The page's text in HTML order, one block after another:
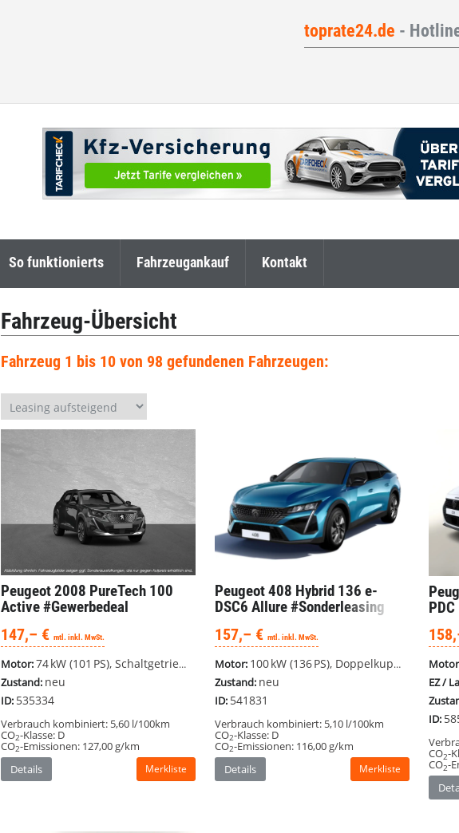
toprate24.de -
So funktionierts Fahrzeugankauf Kontakt
Fahrzeug-Übersicht
Fahrzeug 1 bis 10 von 98 gefundenen Fahrzeugen:
Peugeot 2008 PureTech 100
Active #Gewerbedeal
147,– € mtl. inkl. MwSt.
Motor:74 kW (101 PS), Schaltgetriebe, Frontantrieb
Zustand: neu
ID: 535334
Verbrauch kombiniert: 5,60 l/100km
CO2-Klasse: D
CO2-Emissionen: 127,00 g/km
Details
Merkliste
Peugeot 408 Hybrid 136 e-
DSC6 Allure #Sonderleasing
157,– € mtl. inkl. MwSt.
Motor: 100 kW (136 PS), Doppelkupplungsgetriebe (DSG), Frontantrieb
Zustand: neu
ID: 541831
Verbrauch kombiniert: 5,10 l/100km
CO2-Klasse: D
CO2-Emissionen: 116,00 g/km
Details
Merkliste
EZ /
ID:
CO2-
CO2-